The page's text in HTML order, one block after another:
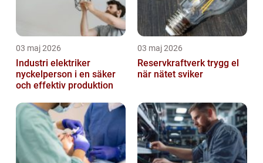
03 maj 2026
Industri elektriker
nyckelperson i en säker
och effektiv produktion
03 maj 2026
Reservkraftverk trygg el
när nätet sviker